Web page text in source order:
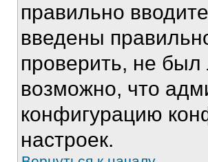
правильно
введены
проверить, не
возможно, что
конфигурацию
настроек.